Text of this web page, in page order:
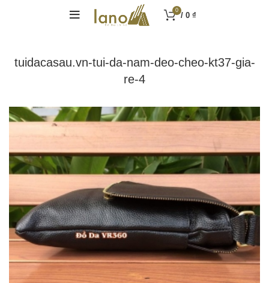
0
/ 0 ₫
tuidacasau.vn-tui-da-nam-deo-cheo-kt37-gia-
re-4